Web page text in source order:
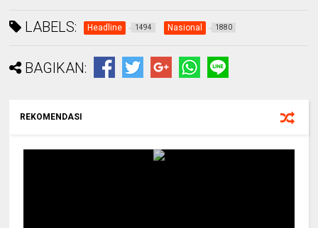
LABELS: Headline 1494 Nasional 1880
BAGIKAN:
REKOMENDASI